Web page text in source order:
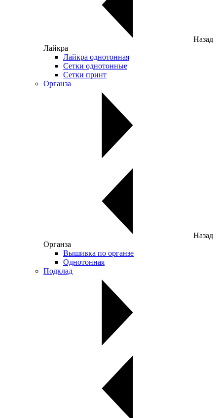
Назад
Лайкра
Лайкра однотонная
Сетки однотонные
Сетки принт
Органза
Назад
Органза
Вышивка по органзе
Однотонная
Подклад